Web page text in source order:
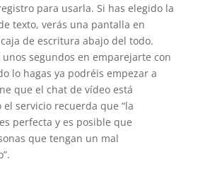
para usarla. Si has elegido la
texto, verás una pantalla en
de escritura abajo del todo.
segundos en emparejarte con
lo hagas ya podréis empezar a
que el chat de vídeo está
servicio recuerda que “la
perfecta y es posible que
que tengan un mal